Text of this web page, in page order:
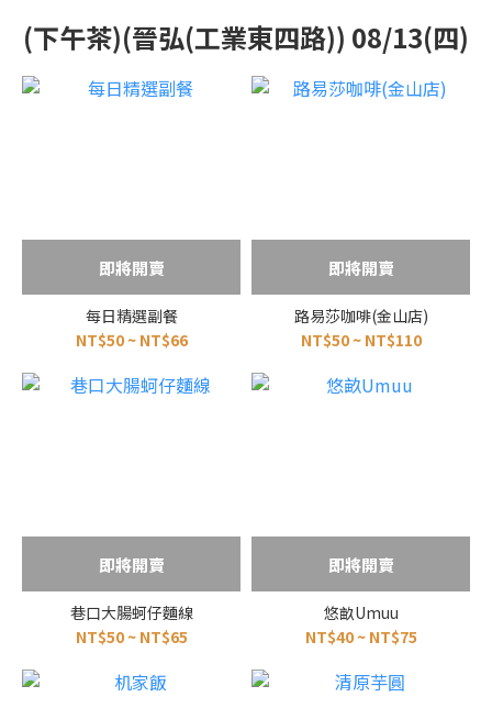
(下午茶)(晉弘(工業東四路)) 08/13(四)
即將開賣
每日精選副餐
NT$50 ~ NT$66
即將開賣
路易莎咖啡(金山店)
NT$50 ~ NT$110
即將開賣
巷口大腸蚵仔麵線
NT$50 ~ NT$65
即將開賣
悠畝Umuu
NT$40 ~ NT$75